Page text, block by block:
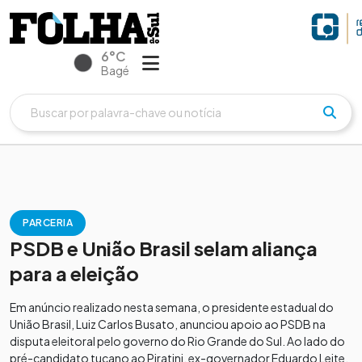
6°C
Bagé
PARCERIA
PSDB e União Brasil selam aliança
para a eleição
Em anúncio realizado nesta semana, o presidente estadual do
União Brasil, Luiz Carlos Busato, anunciou apoio ao PSDB na
disputa eleitoral pelo governo do Rio Grande do Sul. Ao lado do
pré-candidato tucano ao Piratini, ex-governador Eduardo Leite,